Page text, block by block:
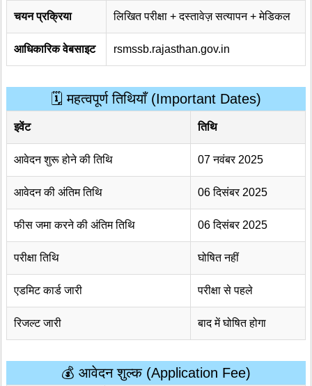
चयन प्रक्रिया लिखित परीक्षा + दस्तावेज़ सत्यापन + मेडिकल
आधिकारिक वेबसाइट rsmssb.rajasthan.gov.in
🗓️ महत्वपूर्ण तिथियाँ (Important Dates)
इवेंट तिथि
आवेदन शुरू होने की तिथि 07 नवंबर 2025
आवेदन की अंतिम तिथि 06 दिसंबर 2025
फीस जमा करने की अंतिम तिथि 06 दिसंबर 2025
परीक्षा तिथि घोषित नहीं
एडमिट कार्ड जारी परीक्षा से पहले
रिजल्ट जारी बाद में घोषित होगा
💰 आवेदन शुल्क (Application Fee)